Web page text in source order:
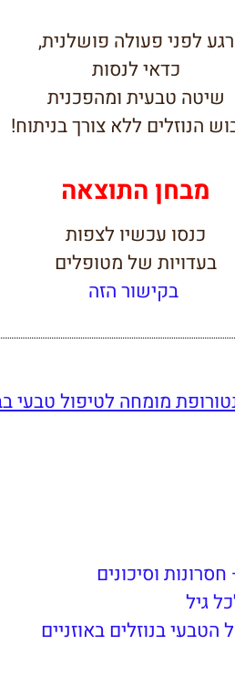
רגע לפני פעולה פושלנית,
כדאילנסות
שיטה טבעית ומהפכנית
הנוזלים ללא צורך בניתוח!
מבחן התוצאה
כנסו עכשיו לצפות
בעדויות של מטופלים
בקישור הזה
וסיכונים
גיל
בנוזלים באוזניים